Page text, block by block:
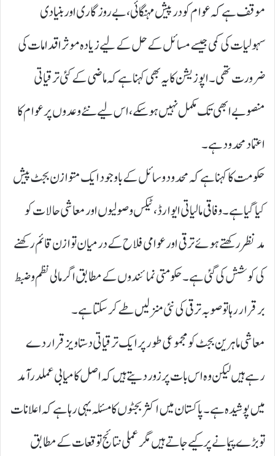
موقف ہے کہ عوام کو درپیش مہنگائی، بے روزگاری اور بنیادی
سہولیات کی کمی جیسے مسائل کے حل کے لیے زیادہ موثر اقدامات کی
ضرورت تھی۔ اپوزیشن کا یہ بھی کہنا ہے کہ ماضی کے کئی ترقیاتی
منصوبے ابھی تک مکمل نہیں ہو سکے، اس لیے نئے وعدوں پر عوام کا
اعتماد محدود ہے۔
حکومت کا کہنا ہے کہ محدود وسائل کے باوجود ایک متوازن بجٹ پیش
کیا گیا ہے۔ وفاقی مالیاتی ایوارڈ، ٹیکس وصولیوں اور معاشی حالات کو
مدنظر رکھتے ہوئے ترقی اور عوامی فلاح کے درمیان توازن قائم رکھنے
کی کوشش کی گئی ہے۔ حکومتی نمائندوں کے مطابق اگر مالی نظم و ضبط
برقرار رہا تو صوبہ ترقی کی نئی منزلیں طے کر سکتا ہے۔
معاشی ماہرین بجٹ کو مجموعی طور پر ایک ترقیاتی دستاویز قرار دے
رہے ہیں لیکن وہ اس بات پر زور دیتے ہیں کہ اصل کامیابی عملدرآمد
میں پوشیدہ ہے۔ پاکستان میں اکثر بجٹوں کا مسئلہ یہی رہا ہے کہ اعلانات
تو بڑے پیمانے پر کیے جاتے ہیں مگر عملی نتائج توقعات کے مطابق